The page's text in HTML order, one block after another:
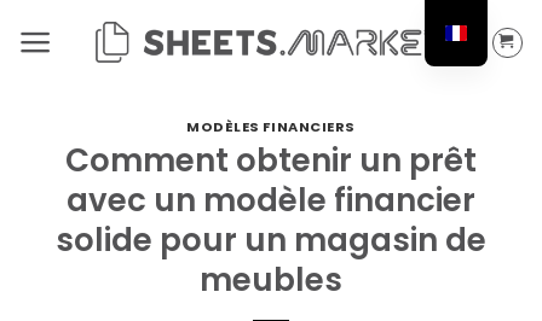
au
MODÈLES FINANCIERS
Comment obtenir un prêt
avec un modèle financier
solide pour un magasin de
meubles